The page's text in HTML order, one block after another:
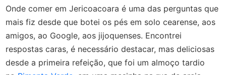
Onde comer em Jericoacoara é uma das perguntas que
mais fiz desde que botei os pés em solo cearense, aos
amigos, ao Google, aos jijoquenses. Encontrei
respostas caras, é necessário destacar, mas deliciosas
desde a primeira refeição, que foi um almoço tardio